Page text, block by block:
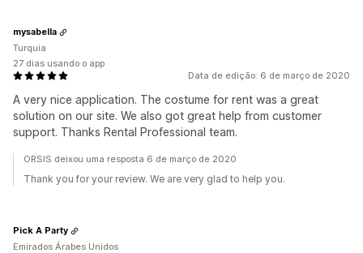
Data de edição: 6 de março de 2020
A very nice application. The costume for rent was a great
solution on our site. We also got great help from customer
support. Thanks Rental Professional team.
mysabella
Turquia
27 dias usando o app
ORSIS deixou uma resposta 6 de março de 2020
Thank you for your review. We are very glad to help you.
Pick A Party
Emirados Árabes Unidos